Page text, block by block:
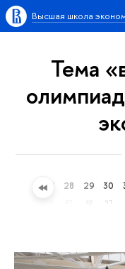
Высшая школа
Тема
27 28 29 30
чт